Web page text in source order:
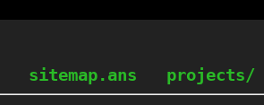
sitemap.ans projects/